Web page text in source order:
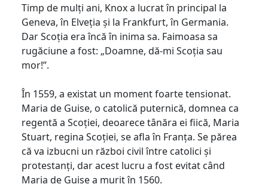
Timp de mulți ani, Knox a lucrat în principal la
Geneva, în Elveția și la Frankfurt, în Germania.
Dar Scoția era încă în inima sa. Faimoasa sa
rugăciune a fost: „Doamne, dă-mi Scoția sau
mor!”.
În 1559, a existat un moment foarte tensionat.
Maria de Guise, o catolică puternică, domnea ca
regentă a Scoției, deoarece tânăra ei fiică, Maria
Stuart, regina Scoției, se afla în Franța. Se părea
că va izbucni un război civil între catolici și
protestanți, dar acest lucru a fost evitat când
Maria de Guise a murit în 1560.